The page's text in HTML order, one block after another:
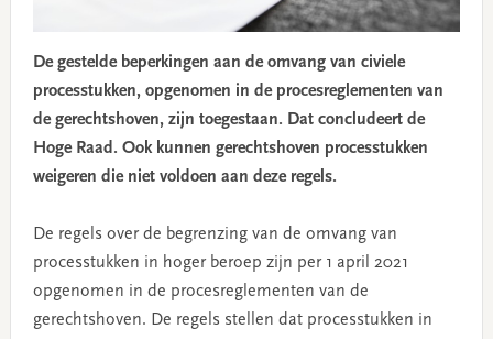
De gestelde beperkingen aan de omvang van civiele
processtukken, opgenomen in de procesreglementen van
de gerechtshoven, zijn toegestaan. Dat concludeert de
Hoge Raad. Ook kunnen gerechtshoven processtukken
weigeren die niet voldoen aan deze regels.
De regels over de begrenzing van de omvang van
processtukken in hoger beroep zijn per 1 april 2021
opgenomen in de procesreglementen van de
gerechtshoven. De regels stellen dat processtukken in